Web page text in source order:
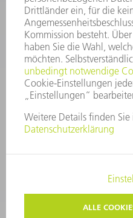
+49 7156
Mo - Fr:
Additive
COPYRIGHT UND